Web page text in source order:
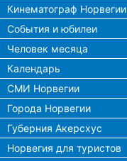
Кинематограф Норвегии
События и юбилеи
Человек месяца
Календарь
СМИ Норвегии
Города Норвегии
Губерния Акерсхус
Норвегия для туристов